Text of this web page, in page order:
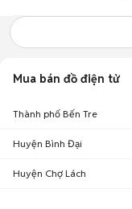
Mua bán đồ điện tử
Thành phố Bến Tre
Huyện Bình Đại
Huyện Chợ Lách